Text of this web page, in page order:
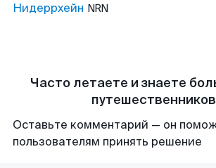
Нидеррхейн NRN
Часто летаете и знаете
Оставьте комментарий — он
пользователям принять решение